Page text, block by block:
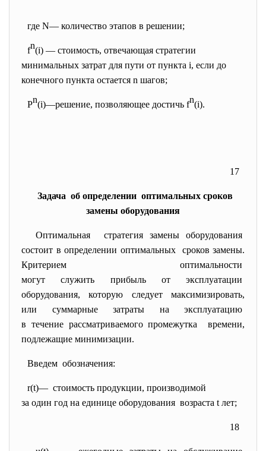
где N— количество этапов в решении;
fn(i) — стоимость, отвечающая стратегии
минимальных затрат для пути от пункта i, если до
конечного пункта остается n шагов;
Pn(i)—решение, позволяющее достичь fn(i).
17
Задача об определении оптимальных сроков
замены оборудования
Оптимальная стратегия замены оборудования
состоит в определении оптимальных сроков замены.
Критерием оптимальности
могут служить прибыль от эксплуатации
оборудования, которую следует максимизировать,
или суммарные затраты на эксплуатацию
в течение рассматриваемогопромежутка времени,
подлежащие минимизации.
Введем обозначения:
r(t)— стоимость продукции, производимой
за один год на единице оборудования возраста t лет;
18